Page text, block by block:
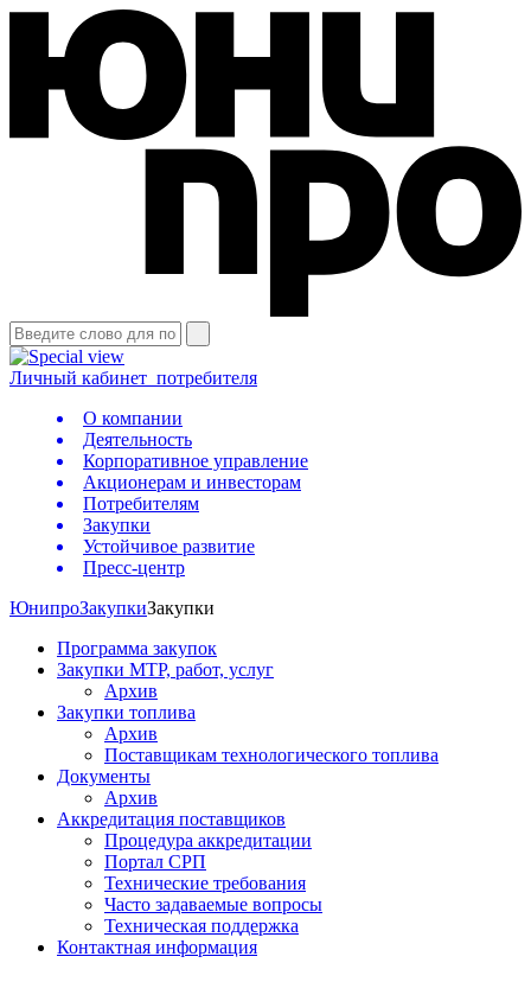
Личный кабинет потребителя
О компании
Деятельность
Корпоративное управление
Акционерам и инвесторам
Потребителям
Закупки
Устойчивое развитие
Пресс-центр
ЮнипроЗакупкиЗакупки
Программа закупок
Закупки МТР, работ, услуг
Архив
Закупки топлива
Архив
Поставщикам технологического топлива
Документы
Архив
Аккредитация поставщиков
Процедура аккредитации
Портал СРП
Технические требования
Часто задаваемые вопросы
Техническая поддержка
Контактная информация